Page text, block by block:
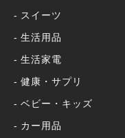
スイーツ
生活用品
生活家電
健康・サプリ
ベビー・キッズ
カー用品